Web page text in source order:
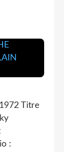
Titre
: